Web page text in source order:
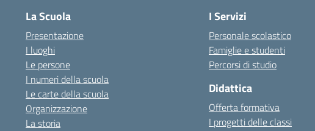
La Scuola
Presentazione
I luoghi
Le persone
I numeri della scuola
Le carte della scuola
Organizzazione
La storia
I Servizi
Personale scolastico
Famiglie e studenti
Percorsi di studio
Didattica
Offerta formativa
I progetti delle classi